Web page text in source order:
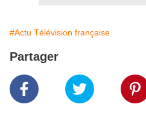
#Actu Télévision française
Partager